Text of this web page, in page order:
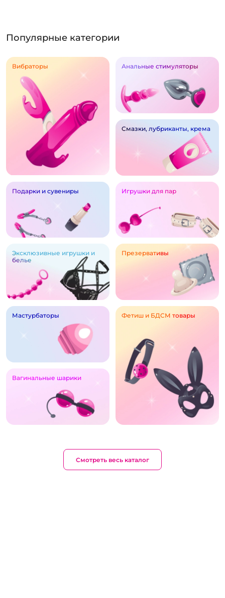
Популярные категории
Вибраторы Анальные стимуляторы
Смазки, лубриканты, крема
Подарки и сувениры Игрушки для пар
Эксклюзивные игрушки и
белье
Презервативы
Мастурбаторы
Вагинальные шарики
Фетиш и БДСМ товары
Смотреть весь каталог